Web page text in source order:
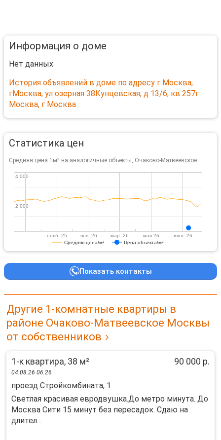
Информация о доме
Нет данных
История объявлений в доме по адресу г Москва,
гМосква, ул озерная 38Кунцевская, д 13/6, кв 257г
Москва, г Москва
Статистика цен
Средняя цена 1м² на аналогичные объекты, Очаково-Матвеевское
Средняя цена/м² Цена объекта/м²
нояб. 25 янв. 26 мар. 26 мая 26 июл. 26
2 000
2 000
4 000
4 000
Показать контакты
Другие 1-комнатные квартиры в
районе Очаково-Матвеевское Москвы
от собственников
1-к квартира, 38 м² 90 000 р.
04.08.26 06:26
проезд Стройкомбината, 1
Светлая красивая евродвушка.До метро минута. До
Москва Сити 15 минут без пересадок. Сдаю на
длител...